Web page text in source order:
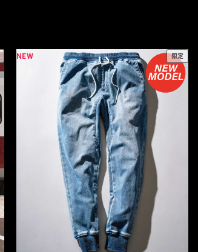
NEW 限定